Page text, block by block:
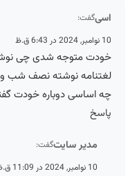
اسیگفت:
10 نوامبر, 2024 در 6:43 ق.ظ
خودت متوجه شدی چی
لغتنامه نوشته نصف شب
چه اساسی دوباره خودت
پاسخ
مدیر سایتگفت:
10 نوامبر, 2024 در 11:09 ق.ظ